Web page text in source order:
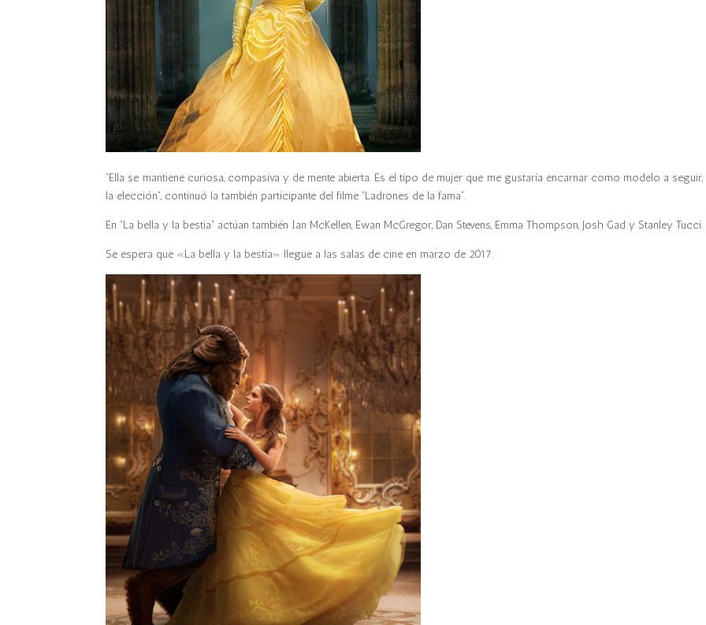
“Ella se mantiene curiosa, compasiva y de mente abierta. Es el tipo de mujer que me gustaría encarnar como modelo a seguir,
la elección”, continuó la también participante del filme “Ladrones de la fama”.
En “La bella y la bestia” actúan también Ian McKellen, Ewan McGregor, Dan Stevens, Emma Thompson, Josh Gad y Stanley Tucci.
Se espera que «La bella y la bestia» llegue a las salas de cine en marzo de 2017.